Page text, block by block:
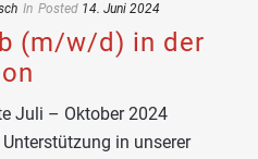
In Posted 14. Juni 2024
(m/w/d) in der
Juli – Oktober 2024
in unserer